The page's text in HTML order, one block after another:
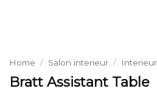
Home / Salon interieur /
Bratt Assistant Table